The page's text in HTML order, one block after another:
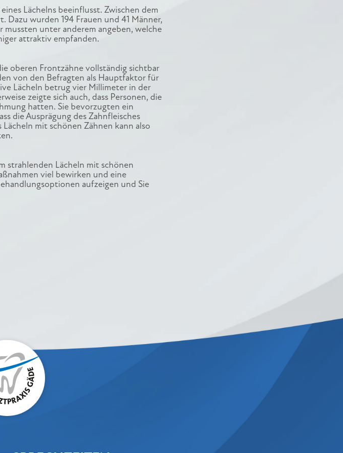
Lächelns beeinflusst. Zwischen dem
wurden 194 Frauen und 41 Männer,
mussten unter anderem angeben, welche
attraktiv empfanden.
oberen Frontzähne vollständig sichtbar
von den Befragten als Hauptfaktor für
Lächeln betrug vier Millimeter in der
zeigte sich auch, dass Personen, die
hatten. Sie bevorzugten ein
die Ausprägung des Zahnfleisches
mit schönen Zähnen kann also
strahlenden Lächeln mit schönen
viel bewirken und eine
aufzeigen und Sie